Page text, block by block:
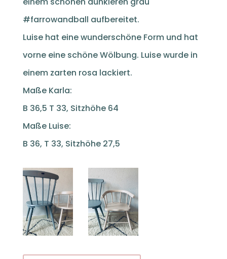
#farrowandball aufbereitet.
Luise hat eine wunderschöne Form und hat
vorne eine schöne Wölbung. Luise wurde in
einem zarten rosa lackiert.
Maße Karla:
B 36,5 T 33, Sitzhöhe 64
Maße Luise:
B 36, T 33, Sitzhöhe 27,5